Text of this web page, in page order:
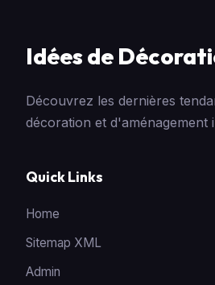
Idées de
Découvrez les dernières
décoration et d'aménagement
Quick Links
Home
Sitemap XML
Admin